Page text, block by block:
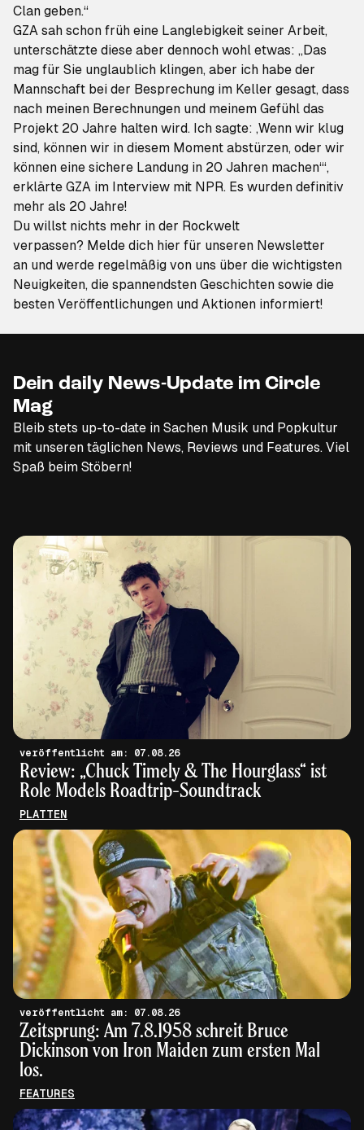
Clan geben.“
GZA sah schon früh eine Langlebigkeit seiner Arbeit,
unterschätzte diese aber dennoch wohl etwas: „Das
mag für Sie unglaublich klingen, aber ich habe der
Mannschaft bei der Besprechung im Keller gesagt, dass
nach meinen Berechnungen und meinem Gefühl das
Projekt 20 Jahre halten wird. Ich sagte: ‚Wenn wir klug
sind, können wir in diesem Moment abstürzen, oder wir
können eine sichere Landung in 20 Jahren machen‘“,
erklärte GZA im Interview mit NPR. Es wurden definitiv
mehr als 20 Jahre!
Du willst nichts mehr in der Rockwelt
verpassen? Melde dich hier für unseren Newsletter
an und werde regelmäßig von uns über die wichtigsten
Neuigkeiten, die spannendsten Geschichten sowie die
besten Veröffentlichungen und Aktionen informiert!
Dein daily News-Update im Circle
Mag
Bleib stets up-to-date in Sachen Musik und Popkultur
mit unseren täglichen News, Reviews und Features. Viel
Spaß beim Stöbern!
veröffentlicht am: 07.08.26
Review: „Chuck Timely & The Hourglass“ ist
Role Models Roadtrip-Soundtrack
PLATTEN
veröffentlicht am: 07.08.26
Zeitsprung: Am 7.8.1958 schreit Bruce
Dickinson von Iron Maiden zum ersten Mal
los.
FEATURES